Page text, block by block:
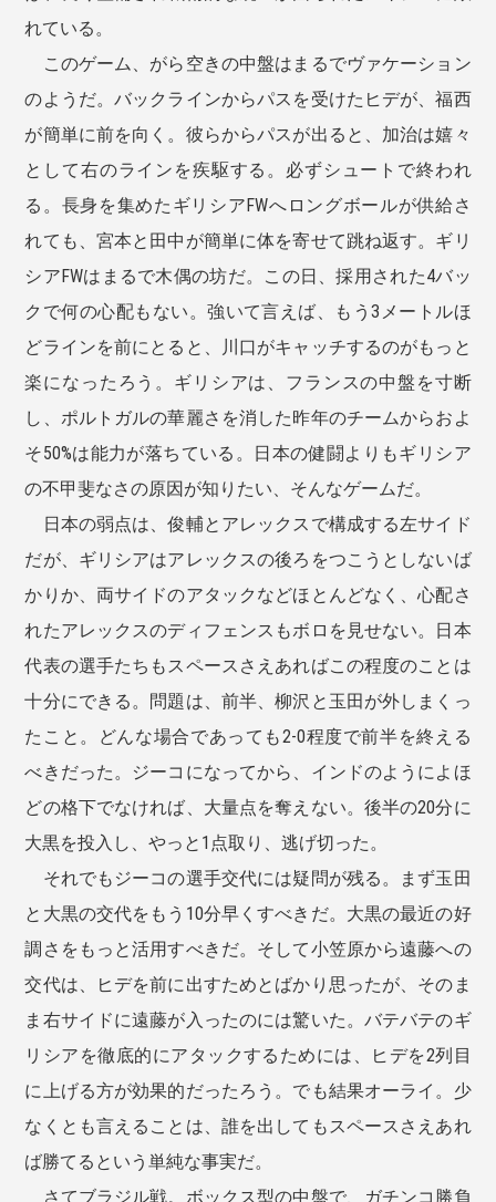
れている。
このゲーム、がら空きの中盤はまるでヴァケーション
のようだ。バックラインからパスを受けたヒデが、福西
が簡単に前を向く。彼らからパスが出ると、加治は嬉々
として右のラインを疾駆する。必ずシュートで終われ
る。長身を集めたギリシアFWへロングボールが供給さ
れても、宮本と田中が簡単に体を寄せて跳ね返す。ギリ
シアFWはまるで木偶の坊だ。この日、採用された4バッ
クで何の心配もない。強いて言えば、もう3メートルほ
どラインを前にとると、川口がキャッチするのがもっと
楽になったろう。ギリシアは、フランスの中盤を寸断
し、ポルトガルの華麗さを消した昨年のチームからおよ
そ50%は能力が落ちている。日本の健闘よりもギリシア
の不甲斐なさの原因が知りたい、そんなゲームだ。
日本の弱点は、俊輔とアレックスで構成する左サイド
だが、ギリシアはアレックスの後ろをつこうとしないば
かりか、両サイドのアタックなどほとんどなく、心配さ
れたアレックスのディフェンスもボロを見せない。日本
代表の選手たちもスペースさえあればこの程度のことは
十分にできる。問題は、前半、柳沢と玉田が外しまくっ
たこと。どんな場合であっても2-0程度で前半を終える
べきだった。ジーコになってから、インドのようによほ
どの格下でなければ、大量点を奪えない。後半の20分に
大黒を投入し、やっと1点取り、逃げ切った。
それでもジーコの選手交代には疑問が残る。まず玉田
と大黒の交代をもう10分早くすべきだ。大黒の最近の好
調さをもっと活用すべきだ。そして小笠原から遠藤への
交代は、ヒデを前に出すためとばかり思ったが、そのま
ま右サイドに遠藤が入ったのには驚いた。バテバテのギ
リシアを徹底的にアタックするためには、ヒデを2列目
に上げる方が効果的だったろう。でも結果オーライ。少
なくとも言えることは、誰を出してもスペースさえあれ
ば勝てるという単純な事実だ。
さてブラジル戦。ボックス型の中盤で、ガチンコ勝負